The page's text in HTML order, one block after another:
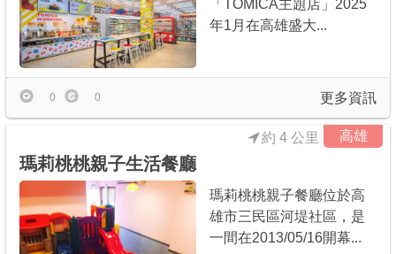
「TOMICA主題店」2025
年1月在高雄盛大...
更多資訊
0 0
高雄
瑪莉桃桃親子生活餐廳
約 4 公里
瑪莉桃桃親子餐廳位於高
雄市三民區河堤社區，是
一間在2013/05/16開幕...